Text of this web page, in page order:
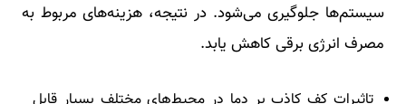
سیستم‌ها جلوگیری می‌شود. در نتیجه، هزینه‌های مربوط به
مصرف انرژی برقی کاهش یابد.